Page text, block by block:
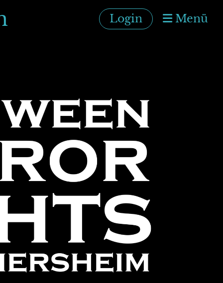
Login Menü